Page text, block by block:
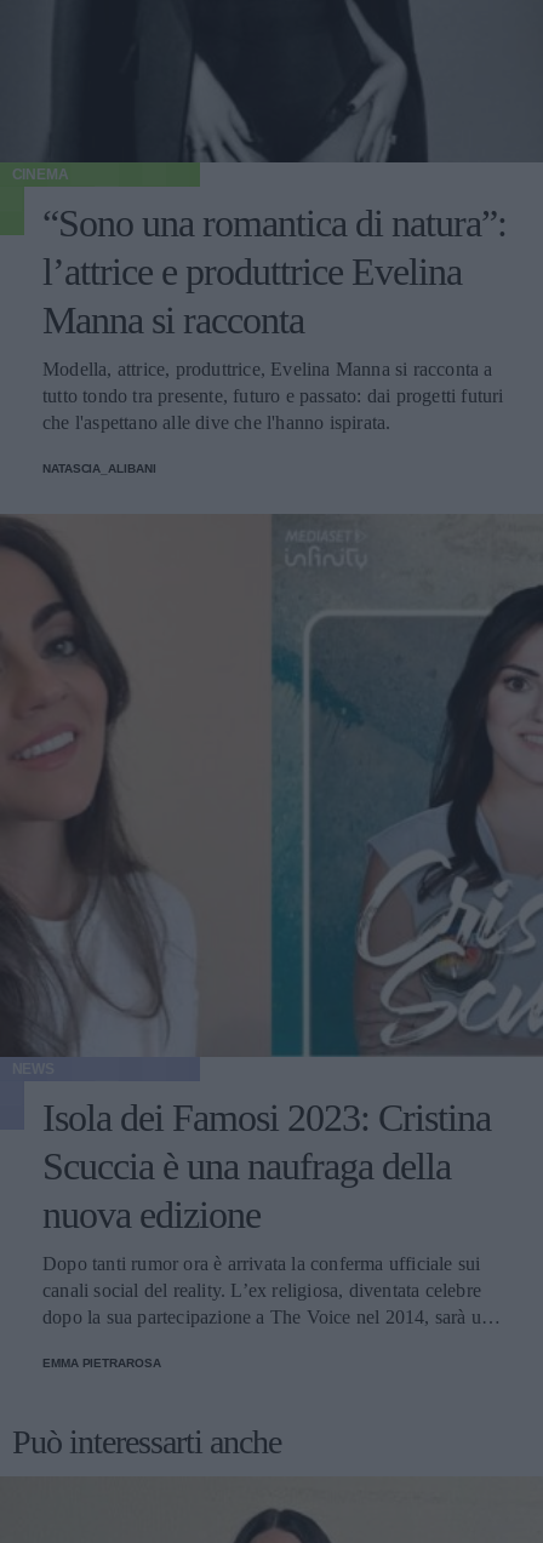
CINEMA
“Sono una romantica di natura”:
l’attrice e produttrice Evelina
Manna si racconta
Modella, attrice, produttrice, Evelina Manna si racconta a
tutto tondo tra presente, futuro e passato: dai progetti futuri
che l'aspettano alle dive che l'hanno ispirata.
NATASCIA_ALIBANI
Isola dei Famosi 2023: Cristina
Scuccia è una naufraga della
nuova edizione
Dopo tanti rumor ora è arrivata la conferma ufficiale sui
canali social del reality. L’ex religiosa, diventata celebre
dopo la sua partecipazione a The Voice nel 2014, sarà una
EMMA PIETRAROSA
Può interessarti anche